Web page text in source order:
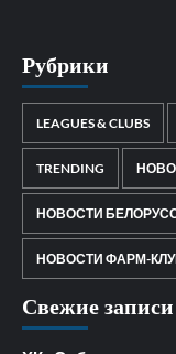
Рубрики
LEAGUES & CLUBS
TRENDING
НОВОСТИ
НОВОСТИ ФАРМ-
Свежие записи